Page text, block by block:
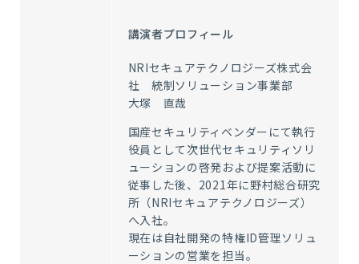
講演者プロフィール
NRIセキュアテクノロジーズ株式会
社 統制ソリューション事業部
大塚 直哉
国産セキュリティベンダーにて執行
役員として次世代セキュリティソリ
ューションの啓発および提案活動に
従事した後、2021年に野村総合研究
所（NRIセキュアテクノロジーズ）
へ入社。
現在は自社開発の特権ID管理ソリュ
ーションの営業を担当。